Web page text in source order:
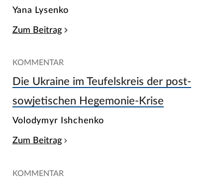
Yana Lysenko
Zum Beitrag
KOMMENTAR
Die Ukraine im Teufelskreis der post-
sowjetischen Hegemonie-Krise
Volodymyr Ishchenko
Zum Beitrag
KOMMENTAR